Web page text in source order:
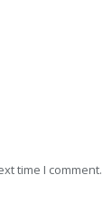
time I comment.